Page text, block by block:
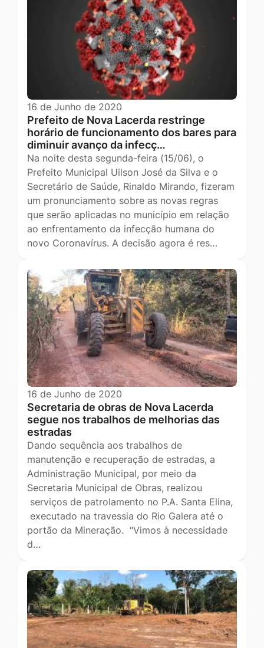
16 de Junho de 2020
Prefeito de Nova Lacerda restringe
horário de funcionamento dos bares para
diminuir avanço da infecç…
Na noite desta segunda-feira (15/06), o
Prefeito Municipal Uilson José da Silva e o
Secretário de Saúde, Rinaldo Mirando, fizeram
um pronunciamento sobre as novas regras
que serão aplicadas no município em relação
ao enfrentamento da infecção humana do
novo Coronavírus. A decisão agora é res…
16 de Junho de 2020
Secretaria de obras de Nova Lacerda
segue nos trabalhos de melhorias das
estradas
Dando sequência aos trabalhos de
manutenção e recuperação de estradas, a
Administração Municipal, por meio da
Secretaria Municipal de Obras, realizou
serviços de patrolamento no P.A. Santa Elina,
executado na travessia do Rio Galera até o
portão da Mineração. “Vimos à necessidade
d…